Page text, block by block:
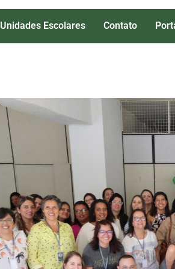
Unidades Escolares Contato